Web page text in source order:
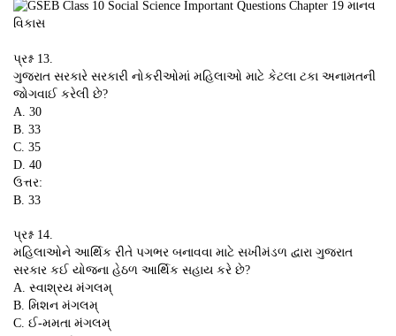
પ્રશ્ન 13.
ગુજરાત સરકારે સરકારી નોકરીઓમાં મહિલાઓ માટે કેટલા ટકા અનામતની
જોગવાઈ કરેલી છે?
A. 30
B. 33
C. 35
D. 40
ઉત્તર:
B. 33
પ્રશ્ન 14.
મહિલાઓને આર્થિક રીતે પગભર બનાવવા માટે સખીમંડળ દ્વારા ગુજરાત
સરકાર કઈ યોજના હેઠળ આર્થિક સહાય કરે છે?
A. સ્વાશ્રય મંગલમ્
B. મિશન મંગલમ્
C. ઈ-મમતા મંગલમ્